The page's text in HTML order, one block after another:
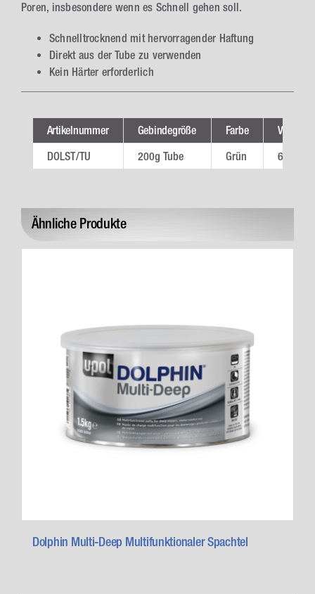
Poren, insbesondere wenn es Schnell gehen soll.
Schnelltrocknend mit hervorragender Haftung
Direkt aus der Tube zu verwenden
Kein Härter erforderlich
Artikelnummer Gebindegröße Farbe VE
DOLST/TU 200g Tube Grün 6
Ähnliche Produkte
Dolphin Multi-Deep Multifunktionaler Spachtel